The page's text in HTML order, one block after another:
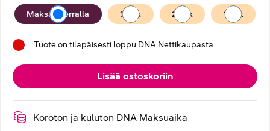
Maksuaika
Maksan kerralla 36 kk 24 kk 12 kk
Tuote on tilapäisesti loppu DNA Nettikaupasta.
Lisää ostoskoriin
Koroton ja kuluton DNA Maksuaika